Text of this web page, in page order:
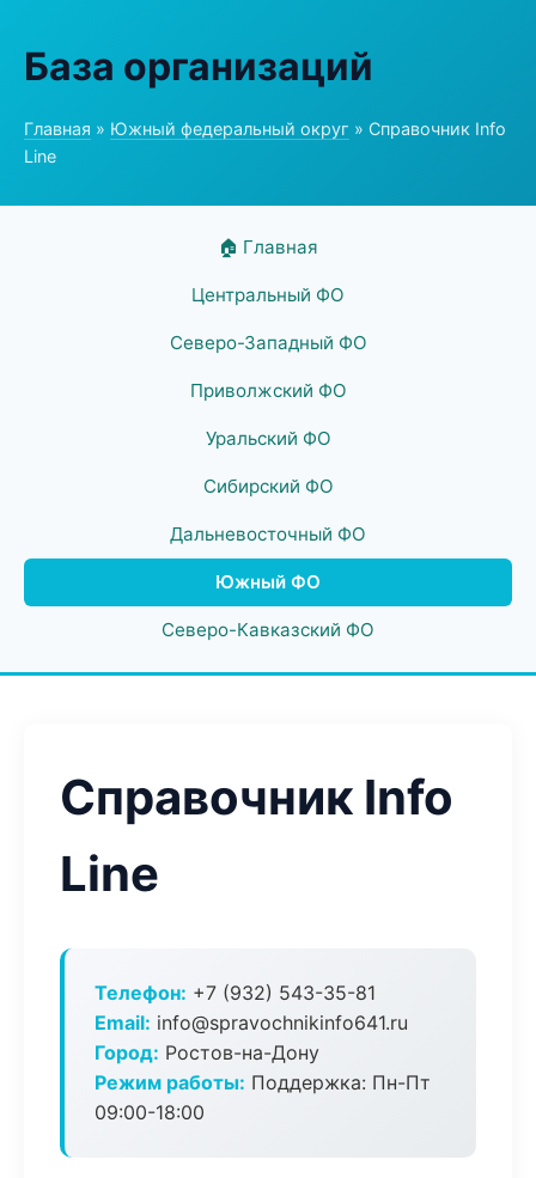
База организаций
Главная » Южный федеральный округ » Справочник Info
Line
🏠 Главная
Центральный ФО
Северо-Западный ФО
Приволжский ФО
Уральский ФО
Сибирский ФО
Дальневосточный ФО
Южный ФО
Северо-Кавказский ФО
Справочник Info
Line
Телефон: +7 (932) 543-35-81
Email: info@spravochnikinfo641.ru
Город: Ростов-на-Дону
Режим работы: Поддержка: Пн-Пт
09:00-18:00